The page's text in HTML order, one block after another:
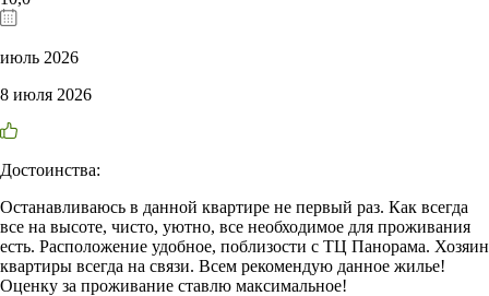
июль 2026
8 июля 2026
Достоинства:
Останавливаюсь в данной квартире не первый раз. Как всегда
все на высоте, чисто, уютно, все необходимое для проживания
есть. Расположение удобное, поблизости с ТЦ Панорама. Хозяин
квартиры всегда на связи. Всем рекомендую данное жилье!
Оценку за проживание ставлю максимальное!